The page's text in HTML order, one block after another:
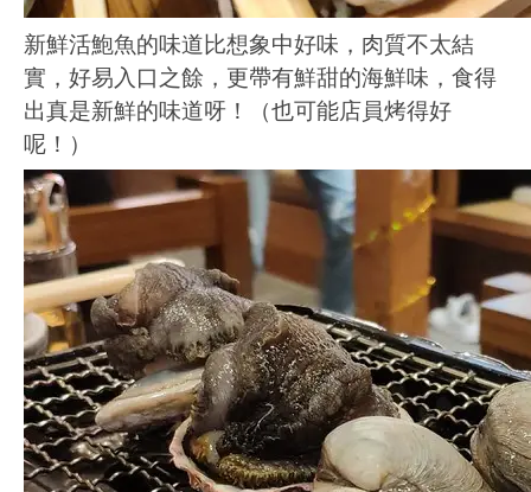
新鮮活鮑魚的味道比想象中好味，肉質不太結
實，好易入口之餘，更帶有鮮甜的海鮮味，食得
出真是新鮮的味道呀！（也可能店員烤得好
呢！）